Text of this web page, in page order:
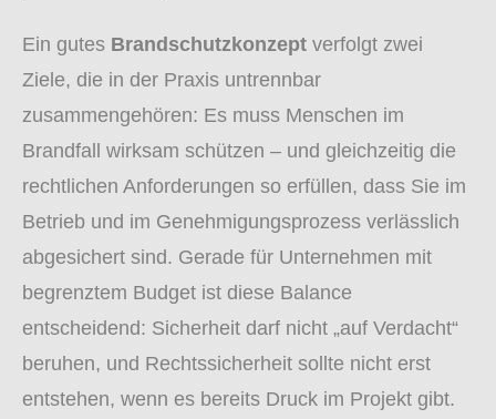
Ein gutes Brandschutzkonzept verfolgt zwei
Ziele, die in der Praxis untrennbar
zusammengehören: Es muss Menschen im
Brandfall wirksam schützen – und gleichzeitig die
rechtlichen Anforderungen so erfüllen, dass Sie im
Betrieb und im Genehmigungsprozess verlässlich
abgesichert sind. Gerade für Unternehmen mit
begrenztem Budget ist diese Balance
entscheidend: Sicherheit darf nicht „auf Verdacht“
beruhen, und Rechtssicherheit sollte nicht erst
entstehen, wenn es bereits Druck im Projekt gibt.